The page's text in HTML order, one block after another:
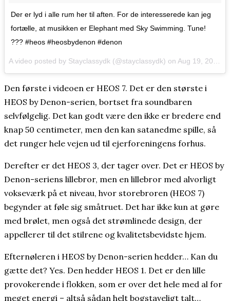
Der er lyd i alle rum her til aften. For de interesserede kan jeg
fortælle, at musikken er Elephant med Sky Swimming. Tune!
??? #heos #heosbydenon #denon
A video posted by Stayclassydk (@stayclassydk) on Aug 19, 2016 at 11:21am PDT
Den første i videoen er HEOS 7. Det er den største i
HEOS by Denon-serien, bortset fra soundbaren
selvfølgelig. Det kan godt være den ikke er bredere end
knap 50 centimeter, men den kan satanedme spille, så
det runger hele vejen ud til ejerforeningens forhus.
Derefter er det HEOS 3, der tager over. Det er HEOS by
Denon-seriens lillebror, men en lillebror med alvorligt
vokseværk på et niveau, hvor storebroren (HEOS 7)
begynder at føle sig småtruet. Det har ikke kun at gøre
med brølet, men også det strømlinede design, der
appellerer til det stilrene og kvalitetsbevidste hjem.
Efternøleren i HEOS by Denon-serien hedder… Kan du
gætte det? Yes. Den hedder HEOS 1. Det er den lille
provokerende i flokken, som er over det hele med al for
meget energi – altså sådan helt bogstaveligt talt…